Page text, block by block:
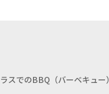
スでのBBQ（バーベキュー）